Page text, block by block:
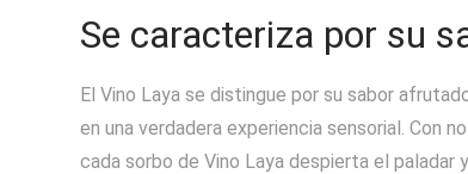
Se caracteriza por su
El Vino Laya se distingue por su sabor
en una verdadera experiencia sensorial. Con
cada sorbo de Vino Laya despierta el paladar